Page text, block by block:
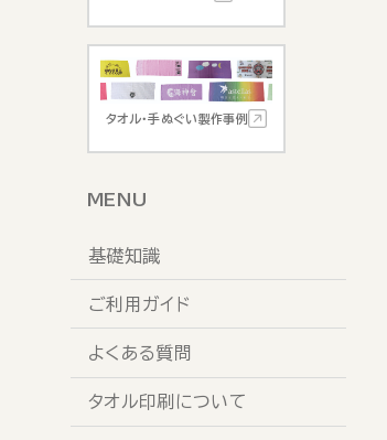
タオル・手ぬぐい製作事例
MENU
基礎知識
ご利用ガイド
よくある質問
タオル印刷について